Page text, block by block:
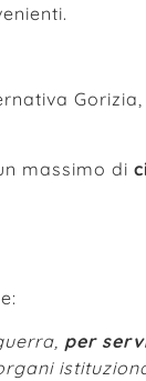
massimo di
per